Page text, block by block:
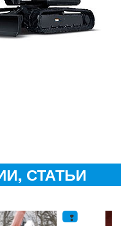
СТАТЬИ